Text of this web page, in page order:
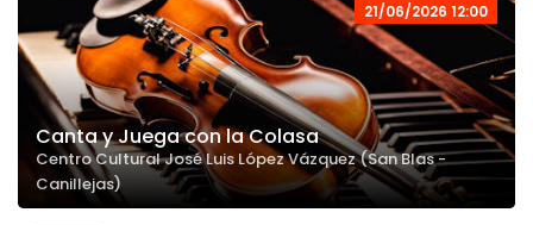
21/06/2026 12:00
Canta y Juega con la Colasa
Centro Cultural José Luis López Vázquez (San Blas -
Canillejas)